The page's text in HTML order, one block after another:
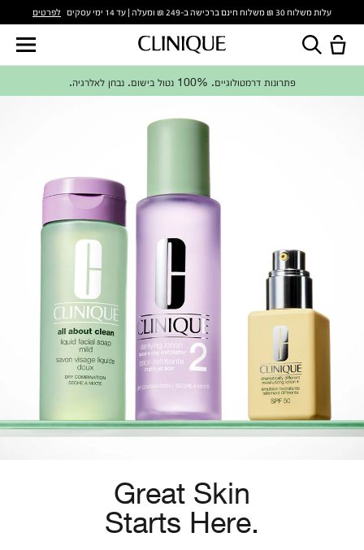
עלות משלוח 30 ₪ משלוח חינם ברכישה ב-249 ₪ ומעלה | עד 14 ימי עסקים לפרטים
פתרונות דרמטולוגיים. 100% נטול בישום. נבחן לאלרגיה.
Great Skin
Starts Here.